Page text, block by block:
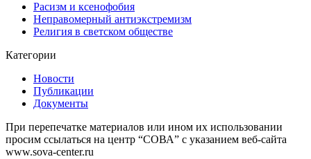
Расизм и ксенофобия
Неправомерный антиэкстремизм
Религия в светском обществе
Категории
Новости
Публикации
Документы
При перепечатке материалов или ином их использовании
просим ссылаться на центр “СОВА” с указанием веб-сайта
www.sova-center.ru